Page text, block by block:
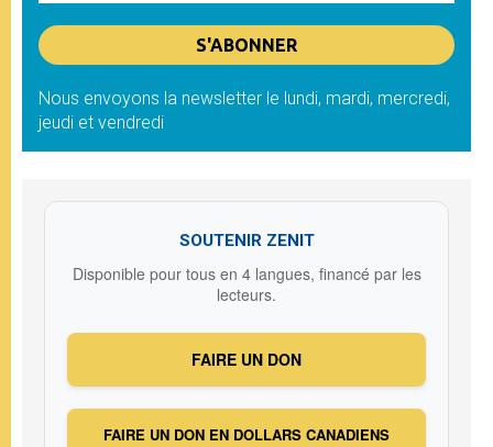
Nous envoyons la newsletter le lundi, mardi, mercredi,
jeudi et vendredi
SOUTENIR ZENIT
Disponible pour tous en 4 langues, financé par les
lecteurs.
FAIRE UN DON
FAIRE UN DON EN DOLLARS CANADIENS